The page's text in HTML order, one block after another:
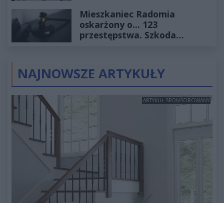
Mieszkaniec Radomia
oskarżony o... 123
przestępstwa. Szkoda
NAJNOWSZE ARTYKUŁY
ARTYKUŁ SPONSOROWANY